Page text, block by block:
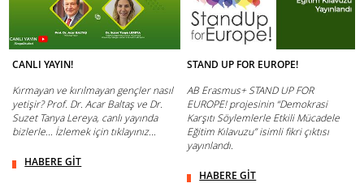
CANLI YAYIN!
Kırmayan ve kırılmayan gençler nasıl
yetişir? Prof. Dr. Acar Baltaş ve Dr.
Suzet Tanya Lereya, canlı yayında
bizlerle... İzlemek için tıklayınız...
HABERE GİT
STAND UP FOR EUROPE!
AB Erasmus+ STAND UP FOR
EUROPE! projesinin “Demokrasi
Karşıtı Söylemlerle Etkili Mücadele
Eğitim Kılavuzu” isimli fikri çıktısı
yayınlandı.
HABERE GİT